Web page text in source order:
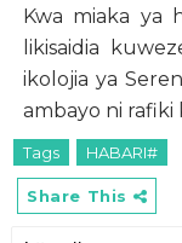
Kwa miaka ya
likisaidia
ikolojia ya
ambayo ni rafiki
Tags HABARI#
Share This